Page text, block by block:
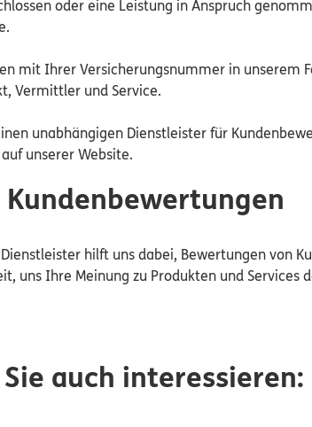
oder eine Leistung in Anspruch
mit Ihrer Versicherungsnummer in unserem
Vermittler und Service.
unabhängigen Dienstleister für
unserer Website.
hilft uns dabei, Bewertungen von
uns Ihre Meinung zu Produkten und Services
auch interessieren: